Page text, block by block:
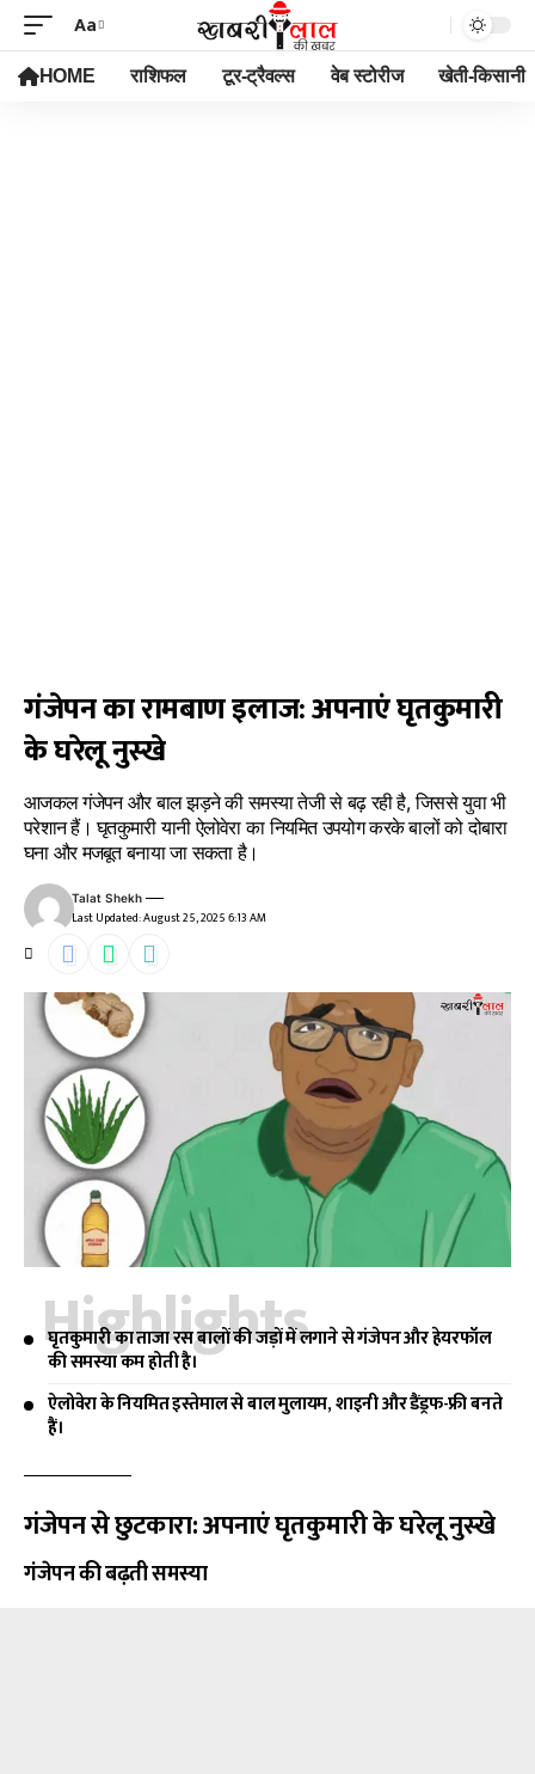
Aa
HOME राशिफल टूर-ट्रैवल्स वेब स्टोरीज खेती-किसानी
गंजेपन का रामबाण इलाज: अपनाएं घृतकुमारी
के घरेलू नुस्खे
आजकल गंजेपन और बाल झड़ने की समस्या तेजी से बढ़ रही है, जिससे युवा भी
परेशान हैं। घृतकुमारी यानी ऐलोवेरा का नियमित उपयोग करके बालों को दोबारा
घना और मजबूत बनाया जा सकता है।
Last Updated: August 25, 2025 6:13 AM
Talat Shekh
Highlights
घृतकुमारी का ताजा रस बालों की जड़ों में लगाने से गंजेपन और हेयरफॉल
की समस्या कम होती है।
ऐलोवेरा के नियमित इस्तेमाल से बाल मुलायम, शाइनी और डैंड्रफ-फ्री बनते
हैं।
गंजेपन से छुटकारा: अपनाएं घृतकुमारी के घरेलू नुस्खे
गंजेपन की बढ़ती समस्या